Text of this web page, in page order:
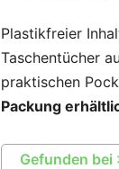
Plastikfreier
Taschentücher
praktischen
Packung
Gefunden bei